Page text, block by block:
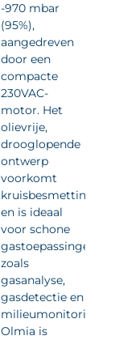
-970 mbar
(95%),
aangedreven
door een
compacte
230VAC-
motor. Het
olievrije,
drooglopende
ontwerp
voorkomt
kruisbesmetting
en is ideaal
voor schone
gastoepassingen
zoals
gasanalyse,
gasdetectie en
milieumonitoring.
Olmia is